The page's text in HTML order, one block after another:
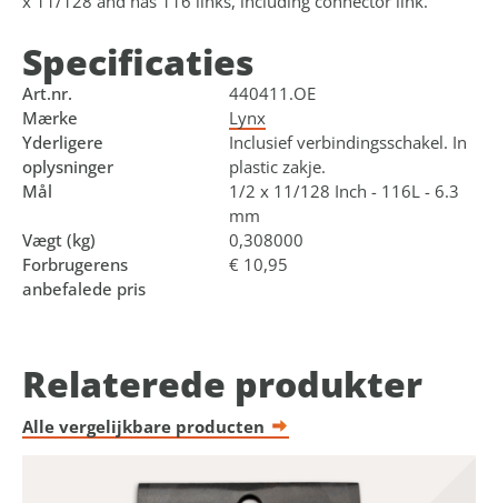
Specificaties
Art.nr.
440411.OE
Mærke
Lynx
Yderligere
oplysninger
Inclusief verbindingsschakel. In
plastic zakje.
Mål
1/2 x 11/128 Inch - 116L - 6.3
mm
Vægt (kg)
0,308000
Forbrugerens
anbefalede pris
€ 10,95
Relaterede produkter
Alle vergelijkbare producten